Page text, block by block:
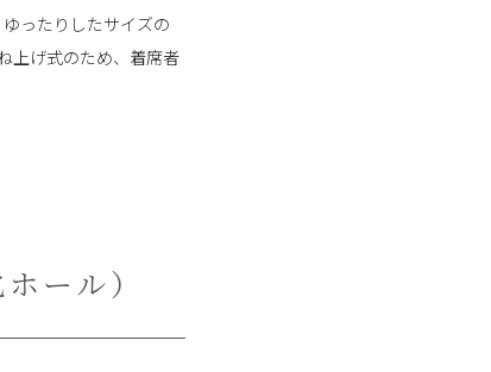
ったりしたサイズの
上げ式のため、着席者
ール）